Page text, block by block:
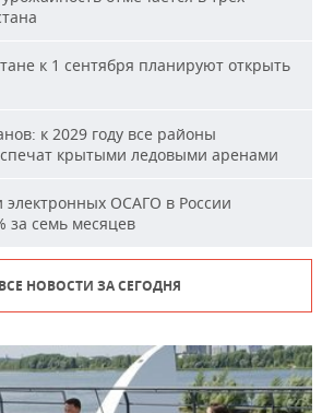
к 1 сентября планируют открыть
к 2029 году все районы
крытыми ледовыми аренами
ОСАГО в России
за семь месяцев
ВСЕ НОВОСТИ ЗА СЕГОДНЯ